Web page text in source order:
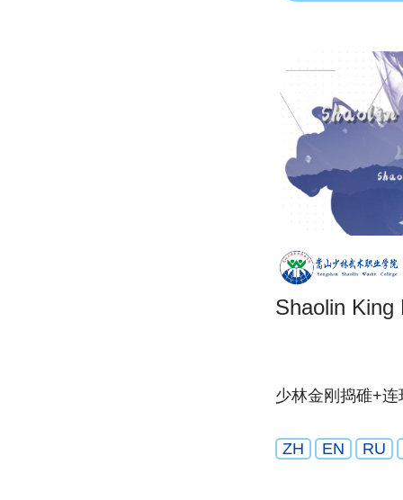
Shaolin King
少林金刚捣碓+连
ZH EN RU